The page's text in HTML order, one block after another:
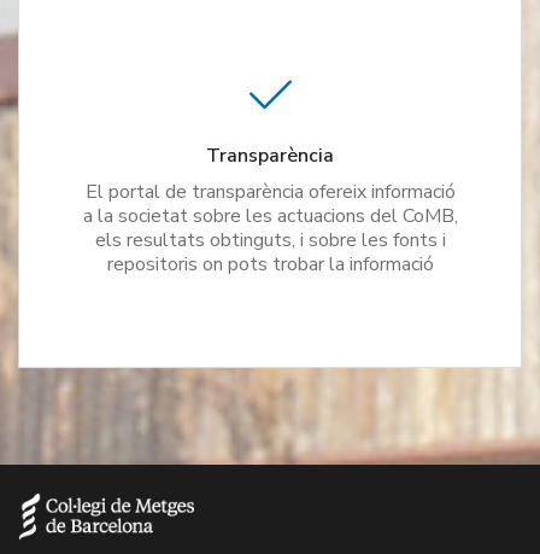
Transparència
El portal de transparència ofereix informació
a la societat sobre les actuacions del CoMB,
els resultats obtinguts, i sobre les fonts i
repositoris on pots trobar la informació